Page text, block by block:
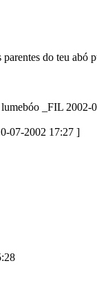
do teu
_FIL 2002-
07-2002 17:27 ]